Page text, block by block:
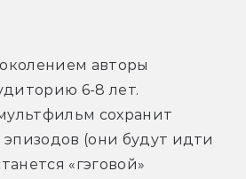
авторы
6-8 лет.
сохранит
(они будут идти
«гэговой»